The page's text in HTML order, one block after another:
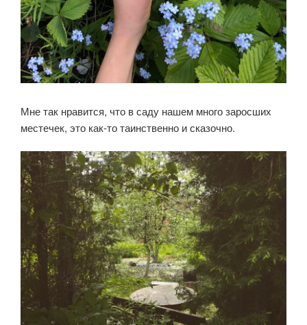
Мне так нравится, что в саду нашем много заросших
местечек, это как-то таинственно и сказочно.